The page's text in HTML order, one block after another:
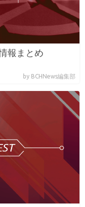
報まとめ
by BCHNews編集部